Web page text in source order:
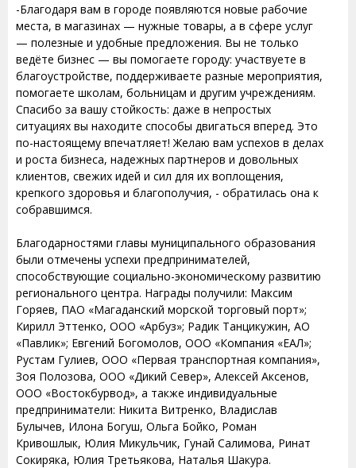
-Благодаря вам в городе появляются новые рабочие
места, в магазинах — нужные товары, а в сфере услуг
— полезные и удобные предложения. Вы не только
ведёте бизнес — вы помогаете городу: участвуете в
благоустройстве, поддерживаете разные мероприятия,
помогаете школам, больницам и другим учреждениям.
Спасибо за вашу стойкость: даже в непростых
ситуациях вы находите способы двигаться вперед. Это
по-настоящему впечатляет! Желаю вам успехов в делах
и роста бизнеса, надежных партнеров и довольных
клиентов, свежих идей и сил для их воплощения,
крепкого здоровья и благополучия, - обратилась она к
собравшимся.
Благодарностями главы муниципального образования
были отмечены успехи предпринимателей,
способствующие социально-экономическому развитию
регионального центра. Награды получили: Максим
Горяев, ПАО «Магаданский морской торговый порт»;
Кирилл Эттенко, ООО «Арбуз»; Радик Танцикужин, АО
«Павлик»; Евгений Богомолов, ООО «Компания «ЕАЛ»;
Рустам Гулиев, ООО «Первая транспортная компания»,
Зоя Полозова, ООО «Дикий Север», Алексей Аксенов,
ООО «Востокбурвод», а также индивидуальные
предприниматели: Никита Витренко, Владислав
Булычев, Илона Богуш, Ольга Бойко, Роман
Кривошлык, Юлия Микульчик, Гунай Салимова, Ринат
Сокиряка, Юлия Третьякова, Наталья Шакура.